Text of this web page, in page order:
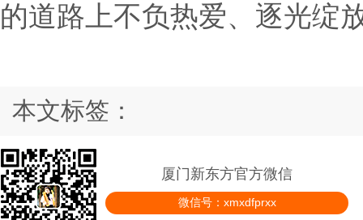
的道路上不负热爱、逐光绽
本文标签：
厦门新东方官方微信
微信号：xmxdfprxx